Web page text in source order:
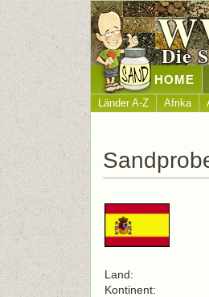
Die
HOME
Länder A-Z Afrika
Land:
Kontinent: